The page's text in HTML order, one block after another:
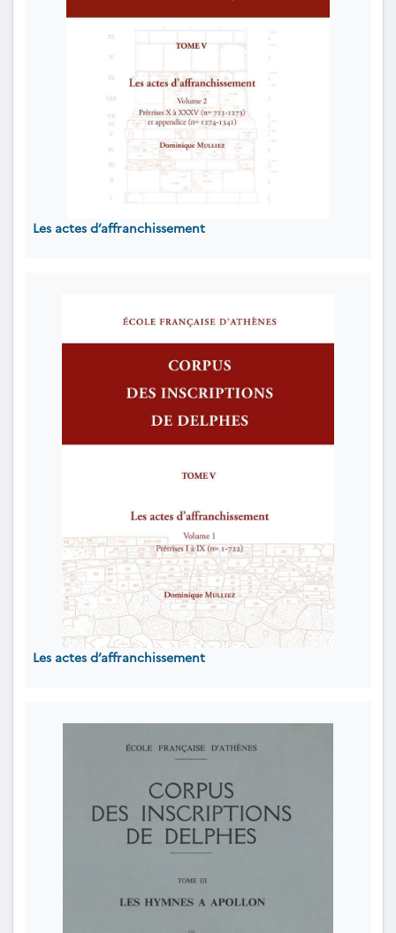
Les actes d’affranchissement
Les actes d’affranchissement